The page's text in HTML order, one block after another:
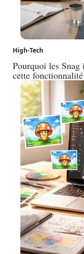
High-Tech
Pourquoi les Snag
cette fonctionnalité